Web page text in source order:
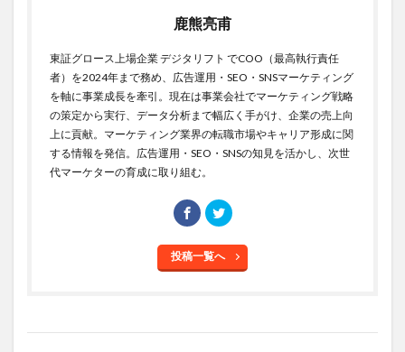
鹿熊亮甫
東証グロース上場企業 デジタリフト でCOO（最高執行責任
者）を2024年まで務め、広告運用・SEO・SNSマーケティング
を軸に事業成長を牽引。現在は事業会社でマーケティング戦略
の策定から実行、データ分析まで幅広く手がけ、企業の売上向
上に貢献。マーケティング業界の転職市場やキャリア形成に関
する情報を発信。広告運用・SEO・SNSの知見を活かし、次世
代マーケターの育成に取り組む。
投稿一覧へ